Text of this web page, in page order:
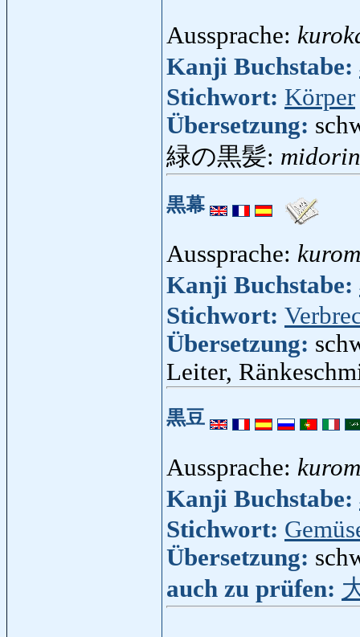
Aussprache:
Kanji Buchstabe:
Stichwort: Körper
Übersetzung:
緑の黒髪:
黒幕
Aussprache:
Kanji Buchstabe:
Stichwort:
Übersetzung:
Leiter,
黒豆
Aussprache:
Kanji Buchstabe:
Stichwort:
Übersetzung:
auch zu prüfen: